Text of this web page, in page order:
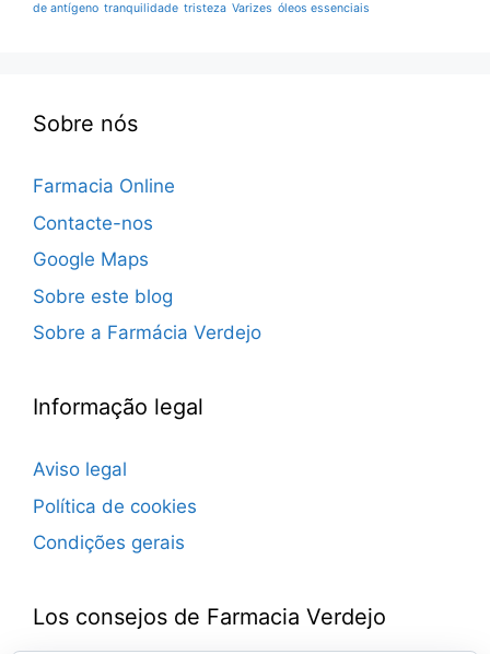
de antígeno tranquilidade tristeza Varizes óleos essenciais
Sobre nós
Farmacia Online
Contacte-nos
Google Maps
Sobre este blog
Sobre a Farmácia Verdejo
Informação legal
Aviso legal
Política de cookies
Condições gerais
Los consejos de Farmacia Verdejo